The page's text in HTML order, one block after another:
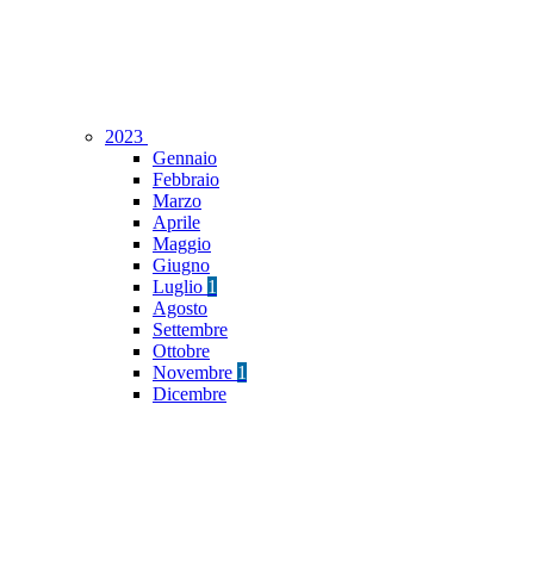
2023
Gennaio
Febbraio
Marzo
Aprile
Maggio
Giugno
Luglio 1
Agosto
Settembre
Ottobre
Novembre 1
Dicembre